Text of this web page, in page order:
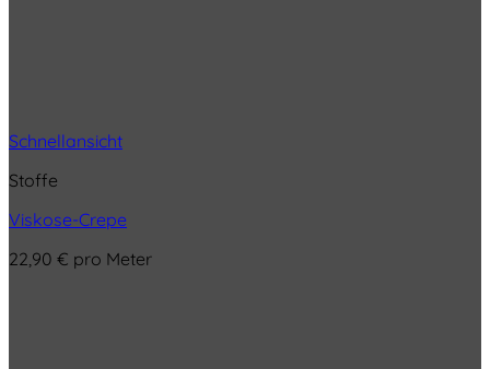
Schnellansicht
Stoffe
Viskose-Crepe
22,90 € pro Meter